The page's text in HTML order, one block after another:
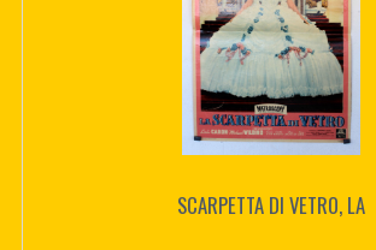
SCARPETTA DI VETRO, LA